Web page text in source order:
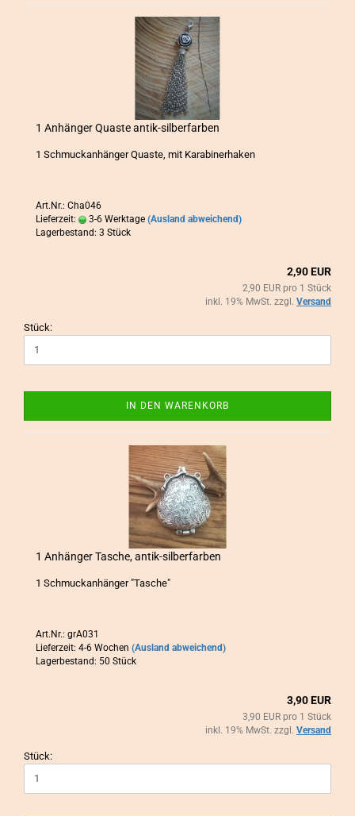
1 An­hän­ger Quas­te antik-​​sil­ber­far­ben
1 Schmuck­an­hän­ger Quas­te, mit Ka­ra­bi­ner­ha­ken
Art.Nr.: Cha046
Lieferzeit:
3-6 Werktage (Ausland abweichend)
Lagerbestand: 3 Stück
2,90 EUR
2,90 EUR pro 1 Stück
inkl. 19% MwSt. zzgl. Versand
Stück:
IN DEN WARENKORB
1 An­hän­ger Ta­sche, antik-​​sil­ber­far­ben
1 Schmuck­an­hän­ger "Ta­sche"
Art.Nr.: grA031
Lieferzeit: 4-6 Wochen (Ausland abweichend)
Lagerbestand: 50 Stück
3,90 EUR
3,90 EUR pro 1 Stück
inkl. 19% MwSt. zzgl. Versand
Stück: